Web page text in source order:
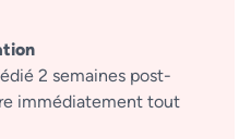
2 semaines post-
immédiatement tout